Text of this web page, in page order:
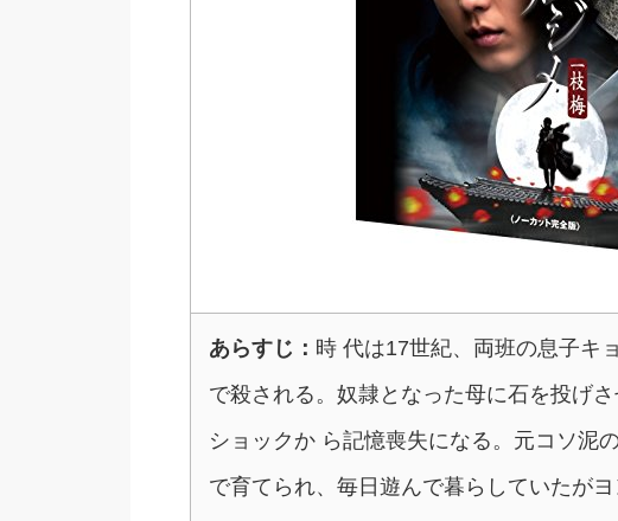
あらすじ： 時 代は17世紀、両班の息子キ
で殺される。奴隷となった母に石を投げ
ショックか ら記憶喪失になる。元コソ泥
で育てられ、毎日遊んで暮らしていたが